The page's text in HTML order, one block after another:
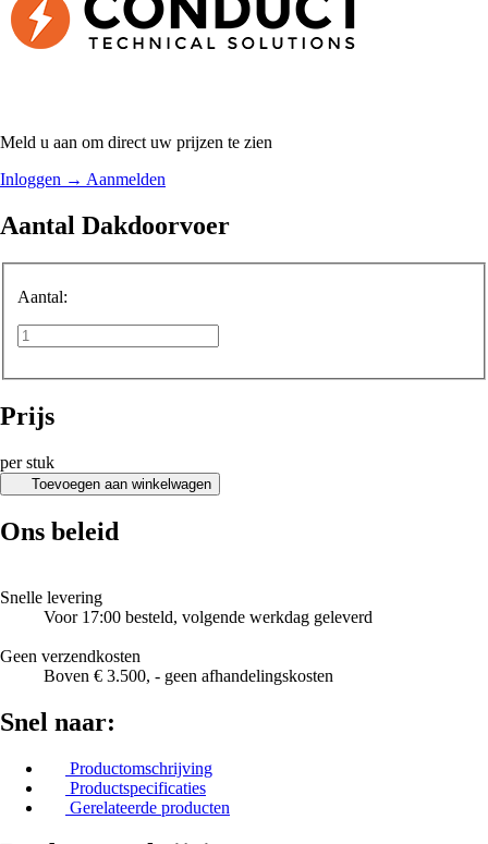
Meld u aan om direct uw prijzen te zien
Inloggen → Aanmelden
Aantal Dakdoorvoer
Aantal:
Prijs
per stuk
Toevoegen aan winkelwagen
Ons beleid
Snelle levering
Voor 17:00 besteld, volgende werkdag geleverd
Geen verzendkosten
Boven € 3.500, - geen afhandelingskosten
Snel naar:
Productomschrijving
Productspecificaties
Gerelateerde producten